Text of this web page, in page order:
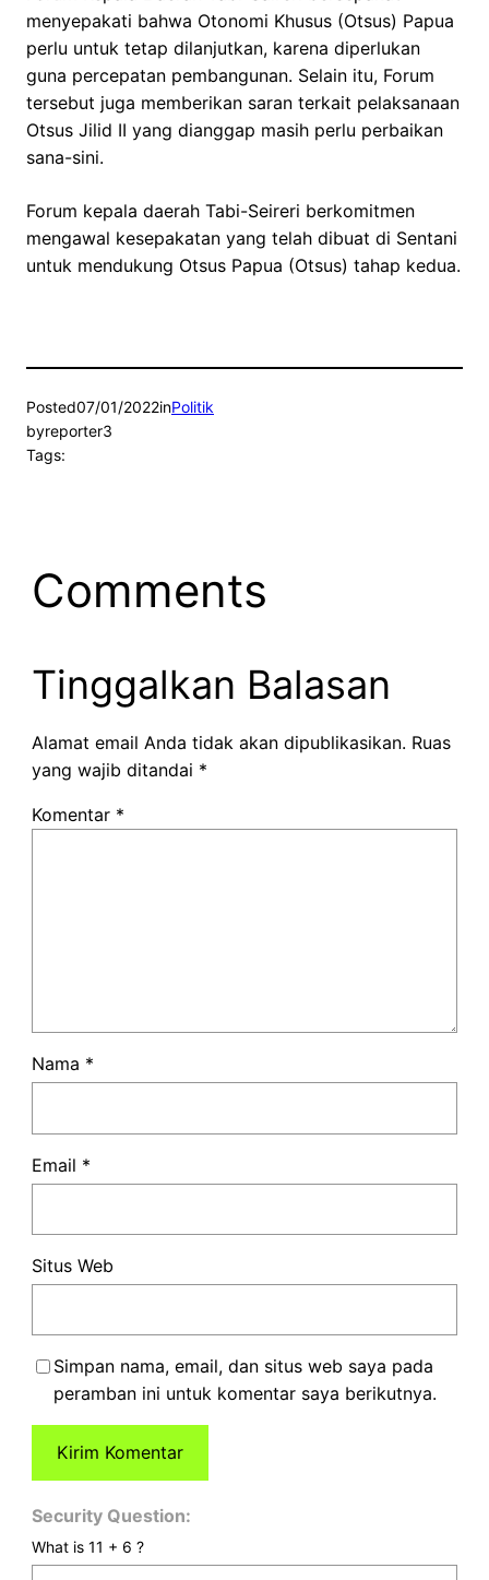
menyepakati bahwa Otonomi Khusus (Otsus) Papua
perlu untuk tetap dilanjutkan, karena diperlukan
guna percepatan pembangunan. Selain itu, Forum
tersebut juga memberikan saran terkait pelaksanaan
Otsus Jilid II yang dianggap masih perlu perbaikan
sana-sini.
Forum kepala daerah Tabi-Seireri berkomitmen
mengawal kesepakatan yang telah dibuat di Sentani
untuk mendukung Otsus Papua (Otsus) tahap kedua.
Posted07/01/2022inPolitik
byreporter3
Tags:
Comments
Tinggalkan Balasan
Alamat email Anda tidak akan dipublikasikan. Ruas
yang wajib ditandai *
Komentar *
Nama *
Email *
Situs Web
Simpan nama, email, dan situs web saya pada
peramban ini untuk komentar saya berikutnya.
Security Question:
What is 11 + 6 ?